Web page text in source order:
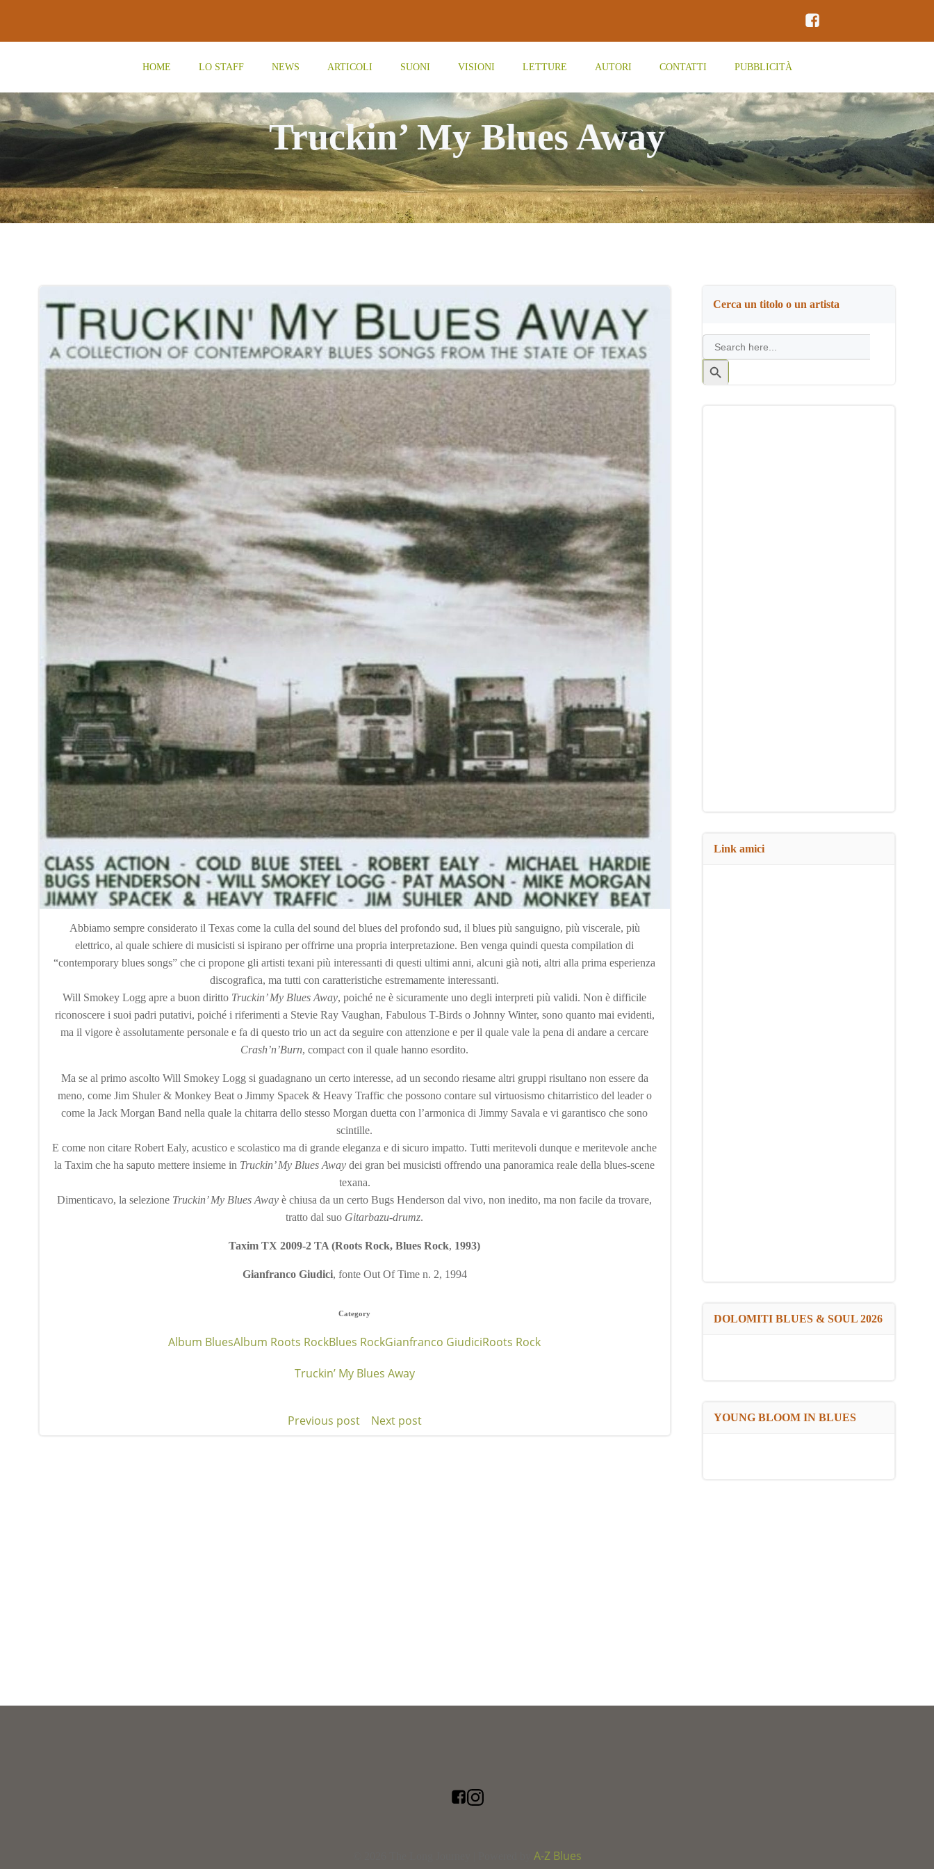
contenuto
HOME LO STAFF NEWS ARTICOLI SUONI VISIONI LETTURE AUTORI CONTATTI PUBBLICITÀ
Truckin’ My Blues Away
Abbiamo sempre considerato il Texas come la culla del sound del blues del profondo sud, il blues più sanguigno, più viscerale, più
elettrico, al quale schiere di musicisti si ispirano per offrirne una propria interpretazione. Ben venga quindi questa compilation di
“contemporary blues songs” che ci propone gli artisti texani più interessanti di questi ultimi anni, alcuni già noti, altri alla prima esperienza
discografica, ma tutti con caratteristiche estremamente interessanti.
Will Smokey Logg apre a buon diritto Truckin’ My Blues Away, poiché ne è sicuramente uno degli interpreti più validi. Non è difficile
riconoscere i suoi padri putativi, poiché i riferimenti a Stevie Ray Vaughan, Fabulous T-Birds o Johnny Winter, sono quanto mai evidenti,
ma il vigore è assolutamente personale e fa di questo trio un act da seguire con attenzione e per il quale vale la pena di andare a cercare
Crash’n’Burn, compact con il quale hanno esordito.
Ma se al primo ascolto Will Smokey Logg si guadagnano un certo interesse, ad un secondo riesame altri gruppi risultano non essere da
meno, come Jim Shuler & Monkey Beat o Jimmy Spacek & Heavy Traffic che possono contare sul virtuosismo chitarristico del leader o
come la Jack Morgan Band nella quale la chitarra dello stesso Morgan duetta con l’armonica di Jimmy Savala e vi garantisco che sono
scintille.
E come non citare Robert Ealy, acustico e scolastico ma di grande eleganza e di sicuro impatto. Tutti meritevoli dunque e meritevole anche
la Taxim che ha saputo mettere insieme in Truckin’ My Blues Away dei gran bei musicisti offrendo una panoramica reale della blues-scene
texana.
Dimenticavo, la selezione Truckin’ My Blues Away è chiusa da un certo Bugs Henderson dal vivo, non inedito, ma non facile da trovare,
tratto dal suo Gitarbazu-drumz.
Taxim TX 2009-2 TA (Roots Rock, Blues Rock, 1993)
Gianfranco Giudici, fonte Out Of Time n. 2, 1994
Category
Album BluesAlbum Roots RockBlues RockGianfranco GiudiciRoots Rock
Truckin’ My Blues Away
Post
Previous post
Post
Next post
Cerca un titolo o un artista
Search
for:
Search
Button
Link amici
DOLOMITI BLUES & SOUL 2026
YOUNG BLOOM IN BLUES
A-Z Blues